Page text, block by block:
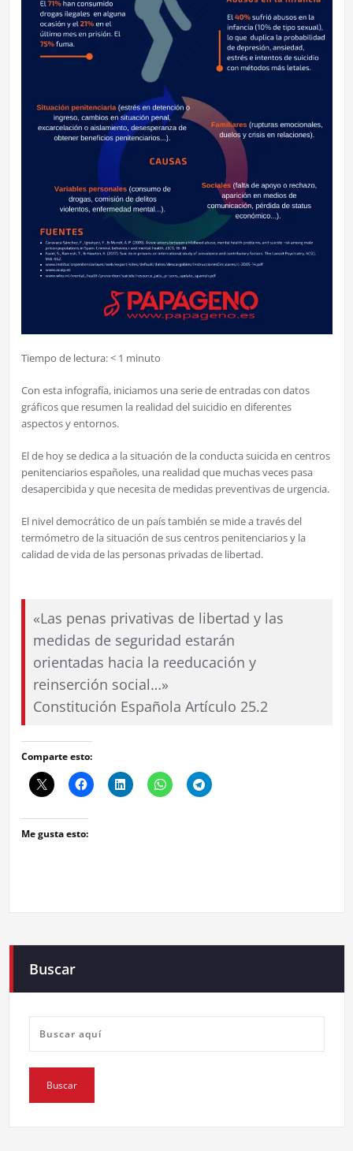
Tiempo de lectura:< 1 minuto
Con esta infografía, iniciamos una serie de entradas con datos
gráficos que resumen la realidad del suicidio en diferentes
aspectos y entornos.
El de hoy se dedica a la situación de la conducta suicida en centros
penitenciarios españoles, una realidad que muchas veces pasa
desapercibida y que necesita de medidas preventivas de urgencia.
El nivel democrático de un país también se mide a través del
termómetro de la situación de sus centros penitenciarios y la
calidad de vida de las personas privadas de libertad.
«Las penas privativas de libertad y las
medidas de seguridad estarán
orientadas hacia la reeducación y
reinserción social…»
Constitución Española Artículo 25.2
Comparte esto:
Me gusta esto:
Buscar